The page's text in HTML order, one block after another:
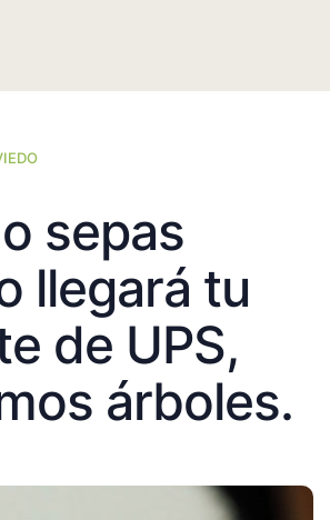
sepas
llegará tu
de UPS,
árboles.